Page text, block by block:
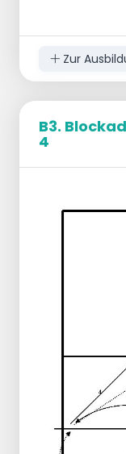
Nach 10
Zur
B3.
4